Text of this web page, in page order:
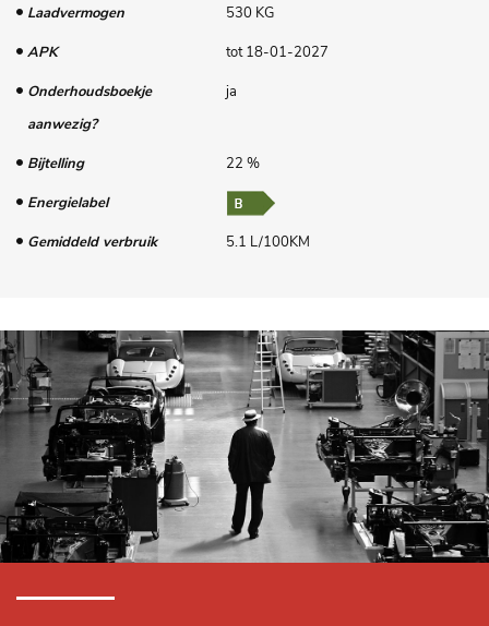
Laadvermogen
530 KG
APK
tot 18-01-2027
Onderhoudsboekje
aanwezig?
ja
Bijtelling
22 %
Energielabel
Gemiddeld verbruik
5.1 L/100KM